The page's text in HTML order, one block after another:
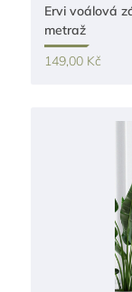
Ervi voálová
metraž
149,00 Kč